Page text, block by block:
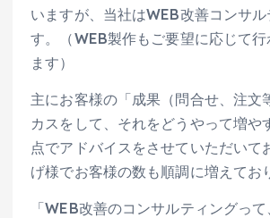
いますが、当社はWEB改善コンサ
す。（WEB製作もご要望に応じて行
ます）
主にお客様の「成果（問合せ、注文
カスをして、それをどうやって増や
点でアドバイスをさせていただいて
げ様でお客様の数も順調に増えてお
「WEB改善のコンサルティングっ